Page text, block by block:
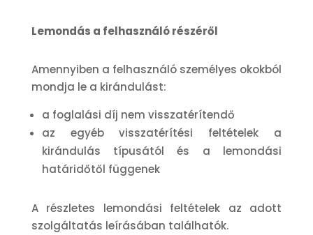
Lemondás a felhasználó részéről
Amennyiben a felhasználó személyes okokból
mondja le a kirándulást:
a foglalási díj nem visszatérítendő
az egyéb visszatérítési feltételek a
kirándulás típusától és a lemondási
határidőtől függenek
A részletes lemondási feltételek az adott
szolgáltatás leírásában találhatók.